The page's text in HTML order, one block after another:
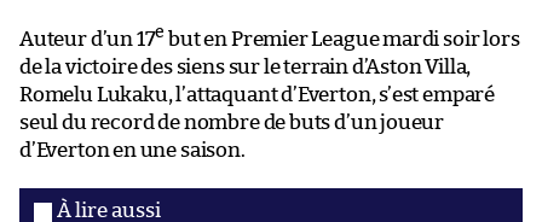
Auteur d’un 17e but en Premier League mardi soir lors
de la victoire des siens sur le terrain d’Aston Villa,
Romelu Lukaku, l’attaquant d’Everton, s’est emparé
seul du record de nombre de buts d’un joueur
d’Everton en une saison.